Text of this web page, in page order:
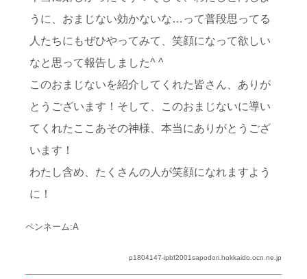
うに、おまじない効かないな…って普段思ってる
人たちにもぜひやってみて、笑顔になって欲しい
なと思って報告しました^ ^
このおまじないを紹介してくれた皆さん、ありが
とうございます！そして、このおまじないに導い
てくれたここあその神様、本当にありがとうござ
います！
わたし含め、たくさんの人が笑顔になれますよう
に！
ペンネーム:A
p1804147-ipbf2001sapodori.hokkaido.ocn.ne.jp